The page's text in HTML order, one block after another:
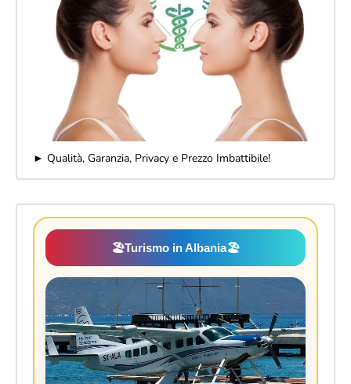
► Qualità, Garanzia, Privacy e Prezzo Imbattibile!
🏖️Turismo in Albania🏖️